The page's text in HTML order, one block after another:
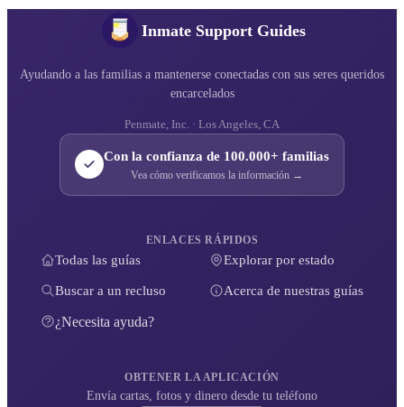
Inmate Support Guides
Ayudando a las familias a mantenerse conectadas con sus seres queridos
encarcelados
Penmate, Inc. · Los Angeles, CA
Con la confianza de 100.000+ familias
Vea cómo verificamos la información →
ENLACES RÁPIDOS
Todas las guías Explorar por estado
Buscar a un recluso Acerca de nuestras guías
¿Necesita ayuda?
OBTENER LA APLICACIÓN
Envía cartas, fotos y dinero desde tu teléfono